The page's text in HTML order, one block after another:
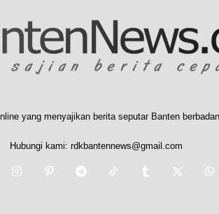
yang menyajikan berita seputar Banten
Hubungi kami: rdkbantennews@gmail.com